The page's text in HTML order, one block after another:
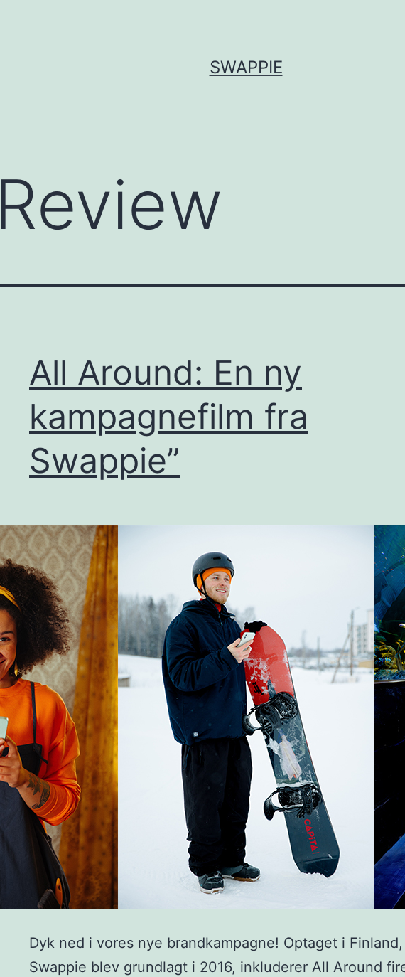
SWAPPIE
Review
All Around: En ny
kampagnefilm fra
Swappie”
Dyk ned i vores nye brandkampagne! Optaget i
Swappie blev grundlagt i 2016, inkluderer All Around